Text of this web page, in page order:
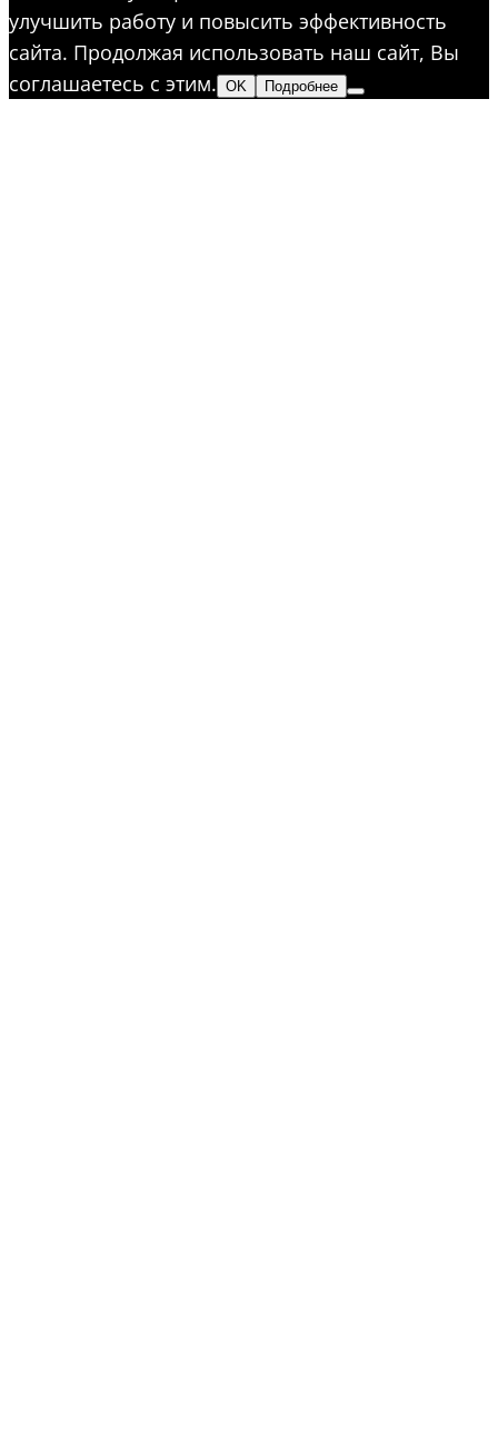
улучшить работу и повысить эффективность
сайта. Продолжая использовать наш сайт, Вы
соглашаетесь с этим. OK Подробнее